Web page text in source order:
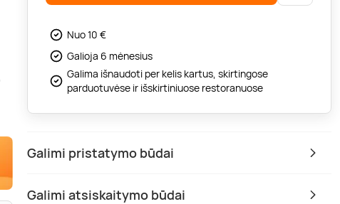
Nuo 10 €
Galioja 6 mėnesius
Galima išnaudoti per kelis kartus, skirtingose
parduotuvėse ir išskirtiniuose restoranuose
Galimi pristatymo būdai
Galimi atsiskaitymo būdai